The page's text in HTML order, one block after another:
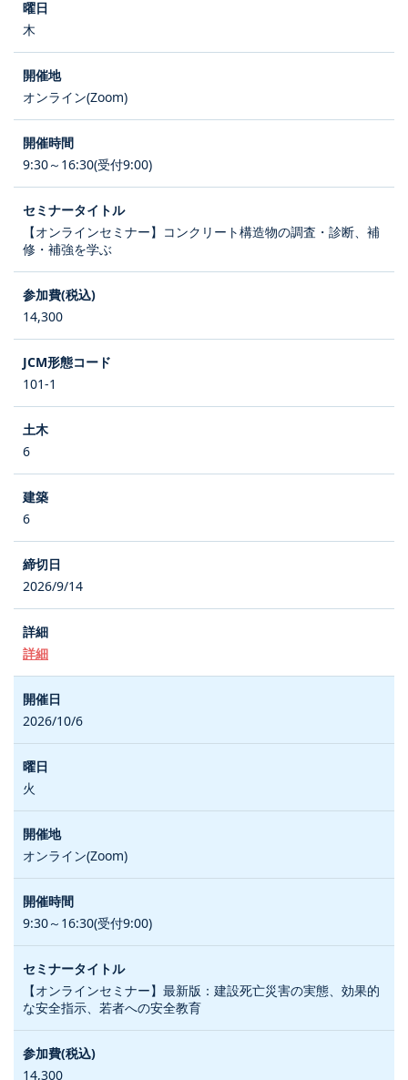
木
オンライン(Zoom)
9:30～16:30(受付9:00)
【オンラインセミナー】コンクリート構造物の調査・診断、補
修・補強を学ぶ
14,300
101-1
6
6
2026/9/14
詳細
2026/10/6
火
オンライン(Zoom)
9:30～16:30(受付9:00)
【オンラインセミナー】最新版：建設死亡災害の実態、効果的
な安全指示、若者への安全教育
14,300